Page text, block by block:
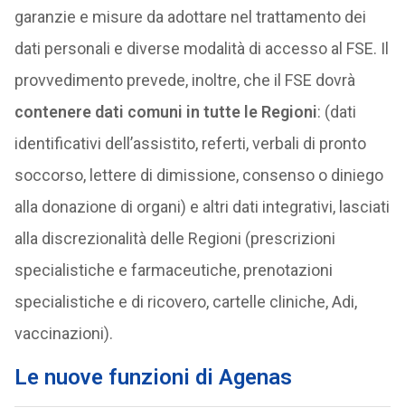
garanzie e misure da adottare nel trattamento dei
dati personali e diverse modalità di accesso al FSE. Il
provvedimento prevede, inoltre, che il FSE dovrà
contenere dati comuni in tutte le Regioni: (dati
identificativi dell’assistito, referti, verbali di pronto
soccorso, lettere di dimissione, consenso o diniego
alla donazione di organi) e altri dati integrativi, lasciati
alla discrezionalità delle Regioni (prescrizioni
specialistiche e farmaceutiche, prenotazioni
specialistiche e di ricovero, cartelle cliniche, Adi,
vaccinazioni).
Le nuove funzioni di Agenas